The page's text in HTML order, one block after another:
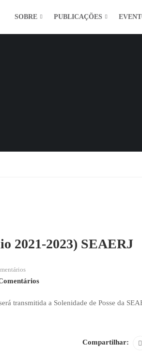
SOBRE PUBLICAÇÕES
2021-2023) SEAERJ
transmitida a Solenidade de Posse da
Compartilhar: